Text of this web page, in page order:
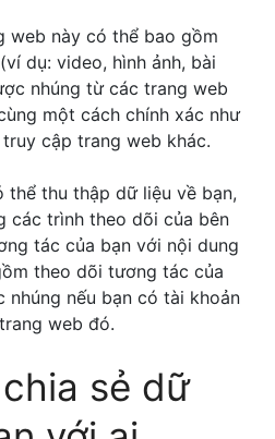
web này có thể bao gồm
dụ: video, hình ảnh, bài
nhúng từ các trang web
một cách chính xác như
cập trang web khác.
thể thu thập dữ liệu về bạn,
các trình theo dõi của bên
tác của bạn với nội dung
theo dõi tương tác của
nhúng nếu bạn có tài khoản
web đó.
sẻ dữ